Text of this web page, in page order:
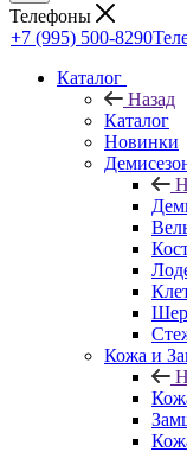
Телефоны
+7 (995) 500-8290
Каталог
Назад
Каталог
Новинки
Кожа и